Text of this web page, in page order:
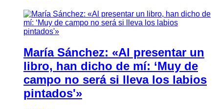
María Sánchez: «Al presentar un
libro, han dicho de mí: ‘Muy de
campo no será si lleva los labios
pintados'»